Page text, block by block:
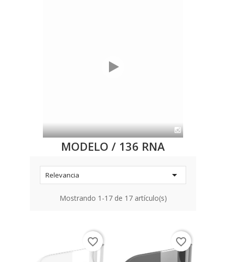
MODELO / 136 RNA
Relevancia 
Mostrando 1-17 de 17 artículo(s)
favorite_border favorite_border